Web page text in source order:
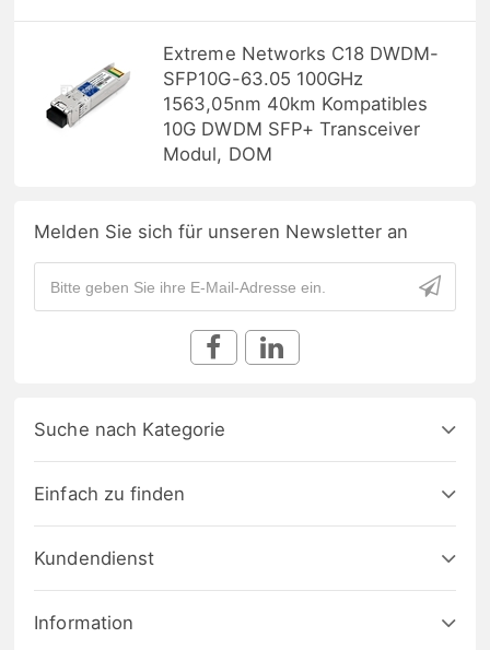
Extreme Networks C18 DWDM-
SFP10G-63.05 100GHz
1563,05nm 40km Kompatibles
10G DWDM SFP+ Transceiver
Modul, DOM
Melden Sie sich für unseren Newsletter an
Suche nach Kategorie
Einfach zu finden
Kundendienst
Information